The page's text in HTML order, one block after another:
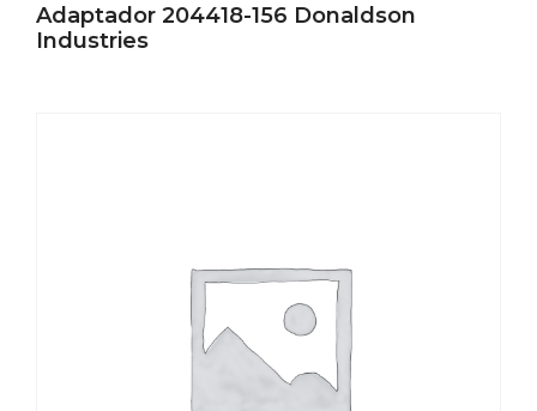
Adaptador 204418-156 Donaldson
Industries